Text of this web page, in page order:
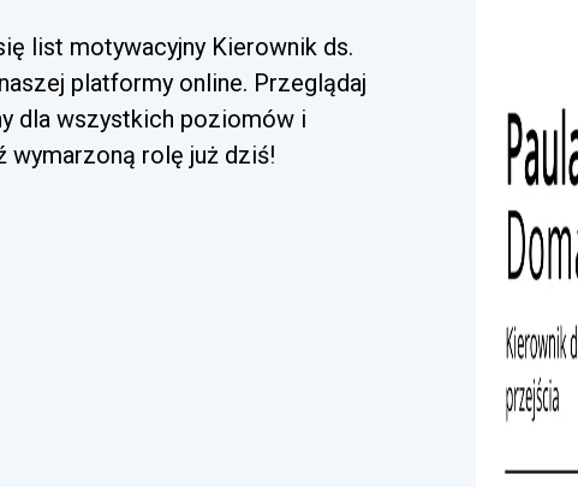
list motywacyjny Kierownik ds.
platformy online. Przeglądaj
dla wszystkich poziomów i
wymarzoną rolę już dziś!